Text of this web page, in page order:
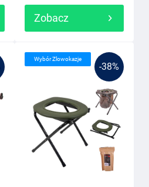
Zobacz
-38%
Wybór Zlowokazje